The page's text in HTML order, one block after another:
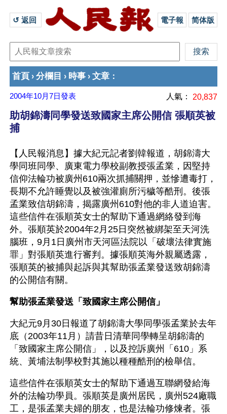
↺ 返回 電子報 简体版
首頁 › 分欄目 › 時事 › 文章 ：
2004年10月7日發表 人氣： 20,837
助胡錦濤同學發送致國家主席公開信 張順英被
捕
【人民報消息】據大紀元記者劉韓報道，胡錦濤大
學同班同學、廣東電力學校副教授張孟業，因堅持
信仰法輪功被廣州610兩次抓捕關押，並慘遭毒打，
長期不允許睡覺以及被強灌廁所污穢等酷刑。後張
孟業致信胡錦濤，揭露廣州610對他的非人道迫害。
這些信件在張順英女士的幫助下通過網絡發到海
外。張順英於2004年2月25日突然被綁架至天河洗
腦班，9月1日廣州市天河區法院以「破壞法律實施
罪」對張順英進行審判。據張順英海外親屬透露，
張順英的被捕與起訴與其幫助張孟業發送致胡錦濤
的公開信有關。
幫助張孟業發送「致國家主席公開信」
大紀元9月30日報道了胡錦濤大學同學張孟業於去年
底（2003年11月）請昔日清華同學轉呈胡錦濤的
「致國家主席公開信」，以及控訴廣州「610」系
統、黃埔法制學校對其施以種種酷刑的檢舉信。
這些信件在張順英女士的幫助下通過互聯網發給海
外的法輪功學員。張順英是廣州居民，廣州524廠職
工，是張孟業夫婦的朋友，也是法輪功修煉者。張